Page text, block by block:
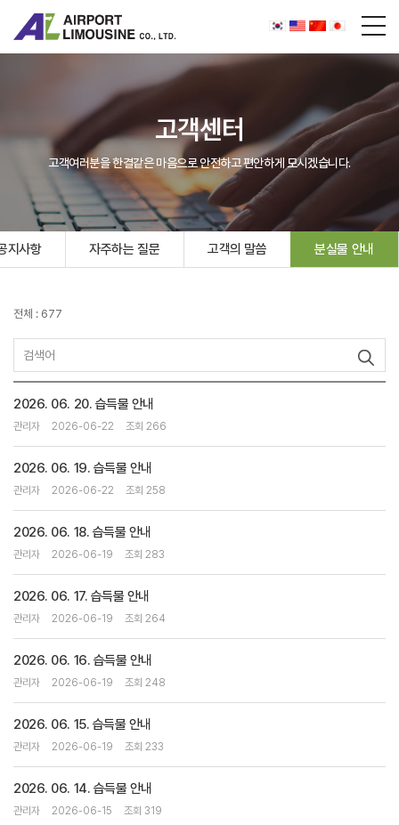
고객센터
고객여러분을 한결같은 마음으로 안전하고 편안하게 모시겠습니다.
지사항 자주하는 질문 고객의 말씀 분실물 안내
전체 : 677
2026. 06. 20. 습득물 안내
관리자 2026-06-22 조회 266
2026. 06. 19. 습득물 안내
관리자 2026-06-22 조회 258
2026. 06. 18. 습득물 안내
관리자 2026-06-19 조회 283
2026. 06. 17. 습득물 안내
관리자 2026-06-19 조회 264
2026. 06. 16. 습득물 안내
관리자 2026-06-19 조회 248
2026. 06. 15. 습득물 안내
관리자 2026-06-19 조회 233
2026. 06. 14. 습득물 안내
관리자 2026-06-15 조회 319